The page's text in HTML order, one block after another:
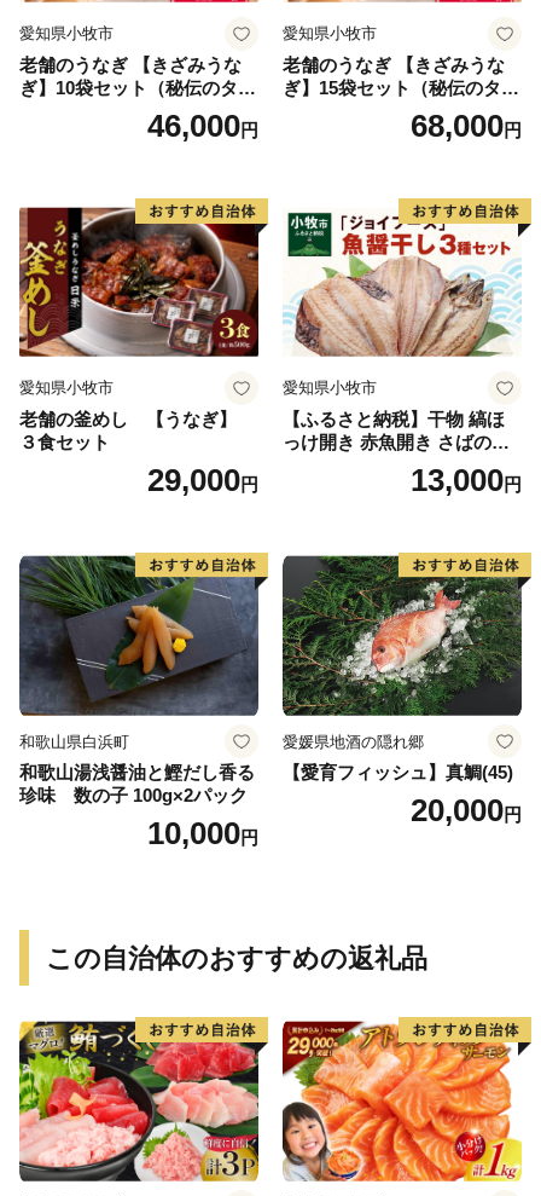
愛知県小牧市
老舗のうなぎ 【きざみうな
ぎ】10袋セット（秘伝のタレ
46,000円
愛知県小牧市
老舗のうなぎ 【きざみうな
ぎ】15袋セット（秘伝のタレ
68,000円
愛知県小牧市
老舗の釜めし 【うなぎ】
３食セット
29,000円
愛知県小牧市
【ふるさと納税】干物 縞ほ
っけ開き 赤魚開き さばの開
き 魚醤干し 3種 セット 詰め
合わせ 魚 おかず 肉厚 おいし
取り寄せグルメ 魚醤 ナンプ
ラー 愛知県 小牧市 冷凍 送料
無料
13,000円
和歌山県白浜町
和歌山湯浅醤油と鰹だし香る
珍味 数の子 100g×2パック
10,000円
愛媛県地酒の隠れ郷
【愛育フィッシュ】真鯛(45)
20,000円
この自治体のおすすめの返礼品